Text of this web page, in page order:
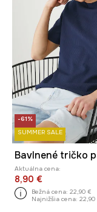
-61%
SUMMER SALE
Aktuálna cena:
8,90 €
Bežná cena: 22,90 €
Najnižšia cena: 22,90